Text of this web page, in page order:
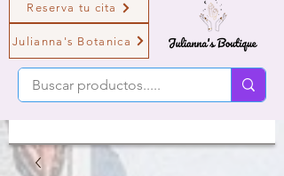
Reserva tu cita
Julianna's Botanica